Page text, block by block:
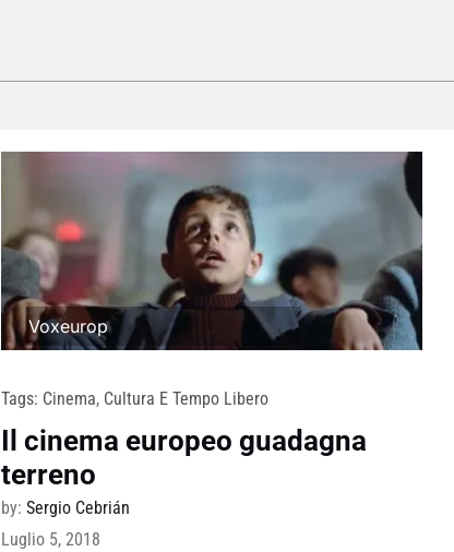
Voxeurop
Tags: Cinema, Cultura E Tempo Libero
Il cinema europeo guadagna
terreno
by: Sergio Cebrián
Luglio 5, 2018